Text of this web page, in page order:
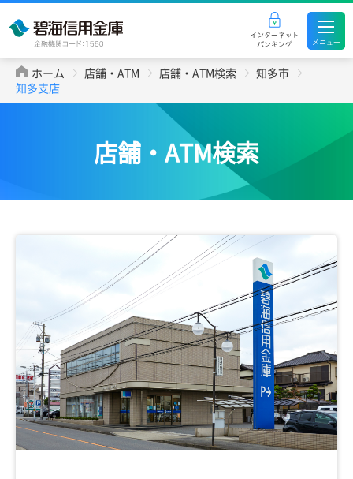
ホーム 店舗・ATM 店舗・ATM検索
知多市
知多支店
店舗・ATM検索